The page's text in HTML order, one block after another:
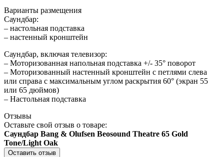
Варианты размещения
Саундбар:
– настольная подставка
– настенный кронштейн
Саундбар, включая телевизор:
– Моторизованная напольная подставка +/- 35° поворот
– Моторизованный настенный кронштейн с петлями слева
или справа с максимальным углом раскрытия 60° (экран 55
или 65 дюймов)
– Настольная подставка
Отзывы
Оставьте свой отзыв о товаре:
Саундбар Bang & Olufsen Beosound Theatre 65 Gold
Tone/Light Oak
Оставить отзыв